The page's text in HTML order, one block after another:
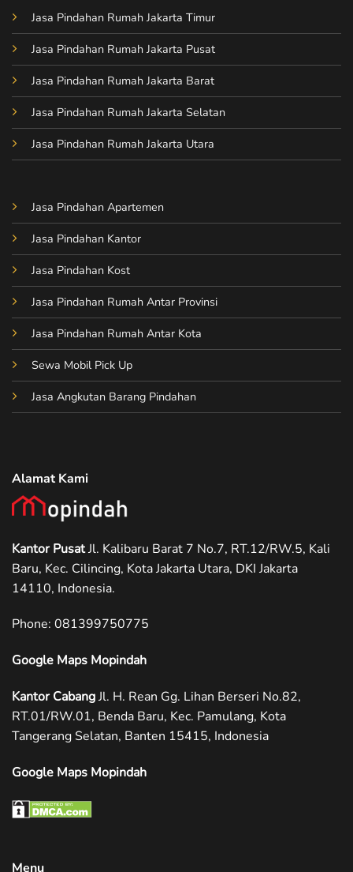
Jasa Pindahan Rumah Jakarta Timur
Jasa Pindahan Rumah Jakarta Pusat
Jasa Pindahan Rumah Jakarta Barat
Jasa Pindahan Rumah Jakarta Selatan
Jasa Pindahan Rumah Jakarta Utara
Jasa Pindahan Apartemen
Jasa Pindahan Kantor
Jasa Pindahan Kost
Jasa Pindahan Rumah Antar Provinsi
Jasa Pindahan Rumah Antar Kota
Sewa Mobil Pick Up
Jasa Angkutan Barang Pindahan
Alamat Kami
Kantor PusatJl. Kalibaru Barat 7 No.7, RT.12/RW.5, Kali
Baru, Kec. Cilincing, Kota Jakarta Utara, DKI Jakarta
14110, Indonesia.
Phone: ‪081399750775
Google Maps Mopindah
Kantor CabangJl. H. Rean Gg. Lihan Berseri No.82,
RT.01/RW.01, Benda Baru, Kec. Pamulang, Kota
Tangerang Selatan, Banten 15415, Indonesia
Google Maps Mopindah
Menu